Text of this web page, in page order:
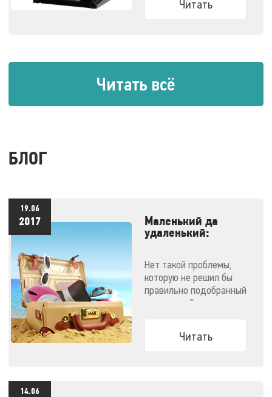
Читать
Читать всё
БЛОГ
19.06
2017
Маленький да
удаленький:
отпуске
Нет такой проблемы,
которую не решил бы
правильно подобранный
массажер. Эти
ручную кладь и не
дадут испортить
Читать
14.06